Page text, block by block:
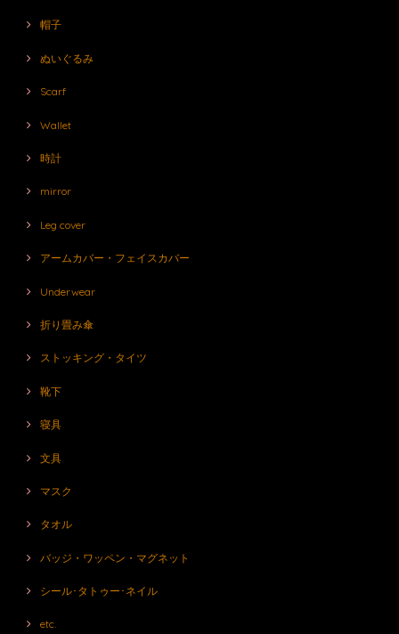
帽子
ぬいぐるみ
Scarf
Wallet
時計
mirror
Leg cover
アームカバー・フェイスカバー
Underwear
折り畳み傘
ストッキング・タイツ
靴下
寝具
文具
マスク
タオル
バッジ・ワッペン・マグネット
シール･タトゥー･ネイル
etc.